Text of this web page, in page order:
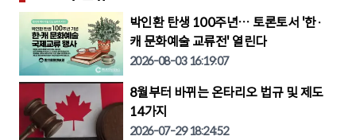
박인환 탄생 100주년… 토론토서 '한·
캐 문화예술 교류전' 열린다
2026-08-03 16:19:07
8월부터 바뀌는 온타리오 법규 및 제도
14가지
2026-07-29 18:24:52